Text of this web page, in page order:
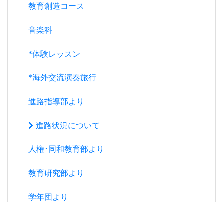
教育創造コース
音楽科
*体験レッスン
*海外交流演奏旅行
進路指導部より
進路状況について
人権･同和教育部より
教育研究部より
学年団より